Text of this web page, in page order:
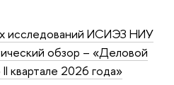
исследований ИСИЭЗ НИУ
обзор – «Деловой
квартале 2026 года»